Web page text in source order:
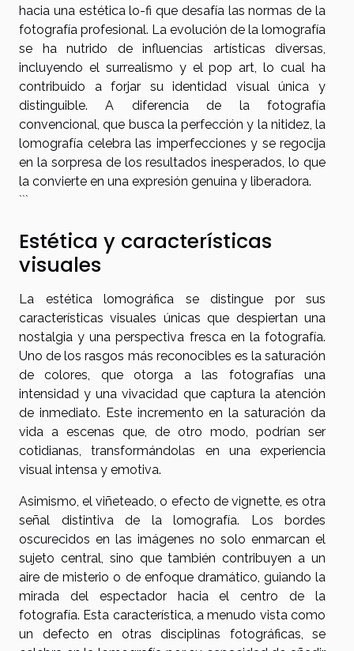
hacia una estética lo-fi que desafía las normas de la
fotografía profesional. La evolución de la lomografía
se ha nutrido de influencias artísticas diversas,
incluyendo el surrealismo y el pop art, lo cual ha
contribuido a forjar su identidad visual única y
distinguible. A diferencia de la fotografía
convencional, que busca la perfección y la nitidez, la
lomografía celebra las imperfecciones y se regocija
en la sorpresa de los resultados inesperados, lo que
la convierte en una expresión genuina y liberadora.
```
Estética y características
visuales
La estética lomográfica se distingue por sus
características visuales únicas que despiertan una
nostalgia y una perspectiva fresca en la fotografía.
Uno de los rasgos más reconocibles es la saturación
de colores, que otorga a las fotografías una
intensidad y una vivacidad que captura la atención
de inmediato. Este incremento en la saturación da
vida a escenas que, de otro modo, podrían ser
cotidianas, transformándolas en una experiencia
visual intensa y emotiva.
Asimismo, el viñeteado, o efecto de vignette, es otra
señal distintiva de la lomografía. Los bordes
oscurecidos en las imágenes no solo enmarcan el
sujeto central, sino que también contribuyen a un
aire de misterio o de enfoque dramático, guiando la
mirada del espectador hacia el centro de la
fotografía. Esta característica, a menudo vista como
un defecto en otras disciplinas fotográficas, se